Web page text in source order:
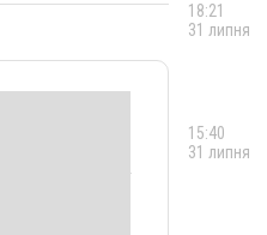
18:21
31 липня
15:40
31 липня